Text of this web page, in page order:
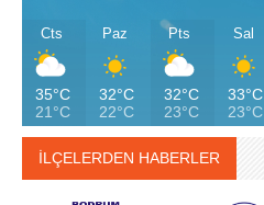
Cts
35°C
21°C
Paz
32°C
22°C
Pts
32°C
23°C
Sal
33°C
23°C
İLÇELERDEN HABERLER